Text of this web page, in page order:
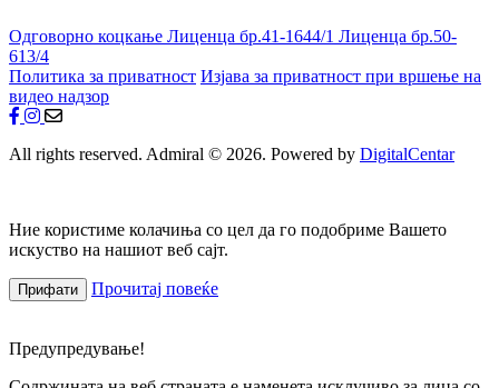
Одговорно коцкање Лиценца бр.41-1644/1 Лиценца бр.50-
613/4
Политика за приватност Изјава за приватност при вршење на
видео надзор
All rights reserved. Admiral © 2026. Powered by DigitalCentar
Ние користиме колачиња со цел да го подобриме Вашето
искуство на нашиот веб сајт.
Прифати Прочитај повеќе
Предупредување!